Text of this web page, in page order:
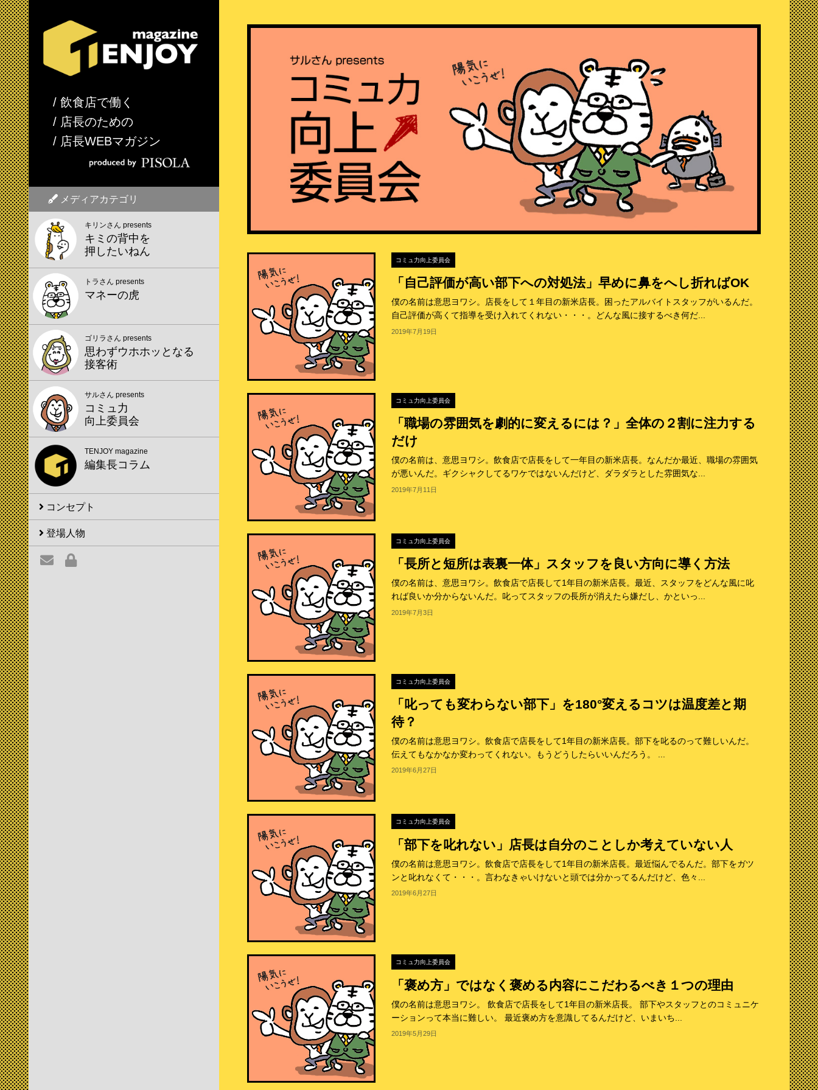
/ 飲食店で働く
/ 店長のための
/ 店長WEBマガジン
メディアカテゴリ
キリンさん presents
キミの背中を
押したいねん
トラさん presents
マネーの虎
ゴリラさん presents
思わずウホホッとなる
接客術
サルさん presents
コミュ力
向上委員会
TENJOY magazine
編集長コラム
コンセプト
登場人物
コミュ力向上委員会
「自己評価が高い部下への対処法」早めに鼻をへし折ればOK
僕の名前は意思ヨワシ。店長をして１年目の新米店長。困ったアルバイトスタッフがいるんだ。
自己評価が高くて指導を受け入れてくれない・・・。どんな風に接するべき何だ...
2019年7月19日
コミュ力向上委員会
「職場の雰囲気を劇的に変えるには？」全体の２割に注力する
だけ
僕の名前は、意思ヨワシ。飲食店で店長をして一年目の新米店長。なんだか最近、職場の雰囲気
が悪いんだ。ギクシャクしてるワケではないんだけど、ダラダラとした雰囲気な...
2019年7月11日
コミュ力向上委員会
「長所と短所は表裏一体」スタッフを良い方向に導く方法
僕の名前は、意思ヨワシ。飲食店で店長して1年目の新米店長。最近、スタッフをどんな風に叱
れば良いか分からないんだ。叱ってスタッフの長所が消えたら嫌だし、かといっ...
2019年7月3日
コミュ力向上委員会
「叱っても変わらない部下」を180°変えるコツは温度差と期
待？
僕の名前は意思ヨワシ。飲食店で店長をして1年目の新米店長。部下を叱るのって難しいんだ。
伝えてもなかなか変わってくれない。もうどうしたらいいんだろう。 ...
2019年6月27日
コミュ力向上委員会
「部下を叱れない」店長は自分のことしか考えていない人
僕の名前は意思ヨワシ。飲食店で店長をして1年目の新米店長。最近悩んでるんだ。部下をガツ
ンと叱れなくて・・・。言わなきゃいけないと頭では分かってるんだけど、色々...
2019年6月27日
コミュ力向上委員会
「褒め方」ではなく褒める内容にこだわるべき１つの理由
僕の名前は意思ヨワシ。 飲食店で店長をして1年目の新米店長。 部下やスタッフとのコミュニケ
ーションって本当に難しい。 最近褒め方を意識してるんだけど、いまいち...
2019年5月29日